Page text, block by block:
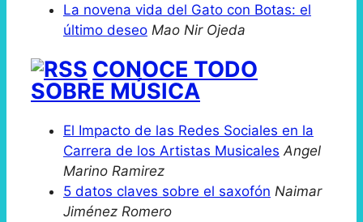
La novena vida del Gato con Botas: el
último deseo Mao Nir Ojeda
CONOCE TODO
SOBRE MÚSICA
El Impacto de las Redes Sociales en la
Carrera de los Artistas Musicales Angel
Marino Ramirez
5 datos claves sobre el saxofón Naimar
Jiménez Romero